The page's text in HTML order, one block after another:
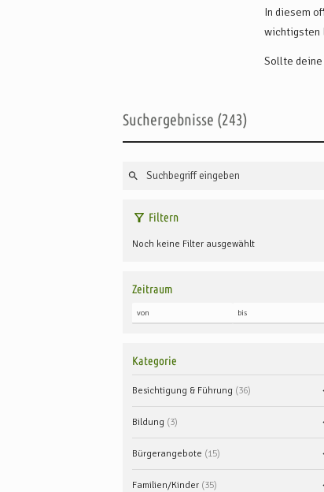
In diesem
wichtigsten
Sollte deine
Suchergebnisse 243
Filtern
Noch keine Filter ausgewählt
Zeitraum
Kategorie
Besichtigung & Führung 36
Bildung 3
Bürgerangebote 15
Familien/Kinder 35